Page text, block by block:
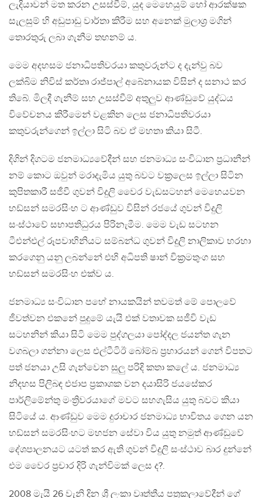
ලැදියාවන් මත කරන උසස්වීම්, යුද මෙහෙයුම් හෝ ආරක්ෂක
සැලසුම් හි අඩුපාඩු වාර්තා කිරීම සහ අනෙක් මුලාශ්‍ර මගින්
තොරතුරු ලබා ගැනීම තහනම් ය.
මෙම අදහසම ජනාධිපතිවරයා කතුවරුන්ට ද දැන්වු බව
ලක්බිම නිවිස් කර්තෘ රාජ්පාල් අබේනායක විසින් ද සනාථ කර
තිබේ. මිලදී ගැනීම් සහ උසස්වීම් අතුලුව ආණ්ඩුවේ යුද්ධය
විවේචනය කිරීමෙන් වළකින ලෙස ජනාධිපතිවරයා
කතුවරුන්ගෙන් ඉල්ලා සිටි බව ඒ මහතා කියා සිටී.
දිගින් දිගටම ජනමාධ්‍යවේදීන් සහ ජනමාධ්‍ය සංවිධාන ප්‍රධානීන්
නම් කොට ඔවුන් මරාදැමිය යුතු බවට වක්‍රලෙස ඉල්ලා සිටින
කුපිතකාරී සජීවී ගුවන් විදුලි වෛර වැඩසටහන් මෙහෙයවන
හඩ්සන් සමරසිංහ ට ආණ්ඩුව විසින් රජයේ ගුවන් විදුලි
සංස්ථාවේ සභාපතිධුරය පිරිනැමීම. මෙම වැඩ සටහන
ටීඑන්එල් රූපවාහිනියට සම්බන්ධ ගුවන් විදුලි නාලිකාව හරහා
කරගෙනු යනු ලබන්නේ එහි අධිපති ෂාන් වික්‍රමතුංග සහ
හඩ්සන් සමරසිංහ එක්ව ය.
ජනමාධ්‍ය සංවිධාන පහේ නායකයින් තවමත් මේ පොලවේ
ජීවත්වන එකනේ පුදුමේ යැයි එක් වතාවක සජීවි වැඩ
සටහනින් කියා සිටි මෙම පුද්ගලයා පෝද්දල ජයන්ත ගැන
වගබලා ගන්නා ලෙස එල්ටීටිඊ බෝම්බ ප්‍රහාරයන් ගෙන් විපතට
පත් ජනයා උසි ගැන්වෙන සුලු පරිදි කතා කලේ ය. ජනමාධ්‍ය
නිදහස පිලිබඳ එජාප ප්‍රකාශක වන දයාසිරි ජයසේකර
පාර්ලිමේන්තු මංත්‍රිවරයාගේ මවට සහගැසිය යුතු බවට කියා
සිටියේ ය. ආණ්ඩුව මෙම දුරාචාර ජනමාධ්‍ය භාවිතය ගෙන යන
හඩ්සන් සමරසිංහට මහජන සේවා විය යුතු නමුත් ආණ්ඩුවේ
දේශපාලනයට යටත් කර ඇති ගුවන් විදුලි සංස්ථාව බාර දුන්නේ
එම වෛර ප්‍රචාර දිරි ගැන්විමක් ලෙස ද?.
2008 මැයි 26 වැනි දින ශ්‍රී ලංකා වෘත්තීය පත්‍රකලාවේදීන් ගේ